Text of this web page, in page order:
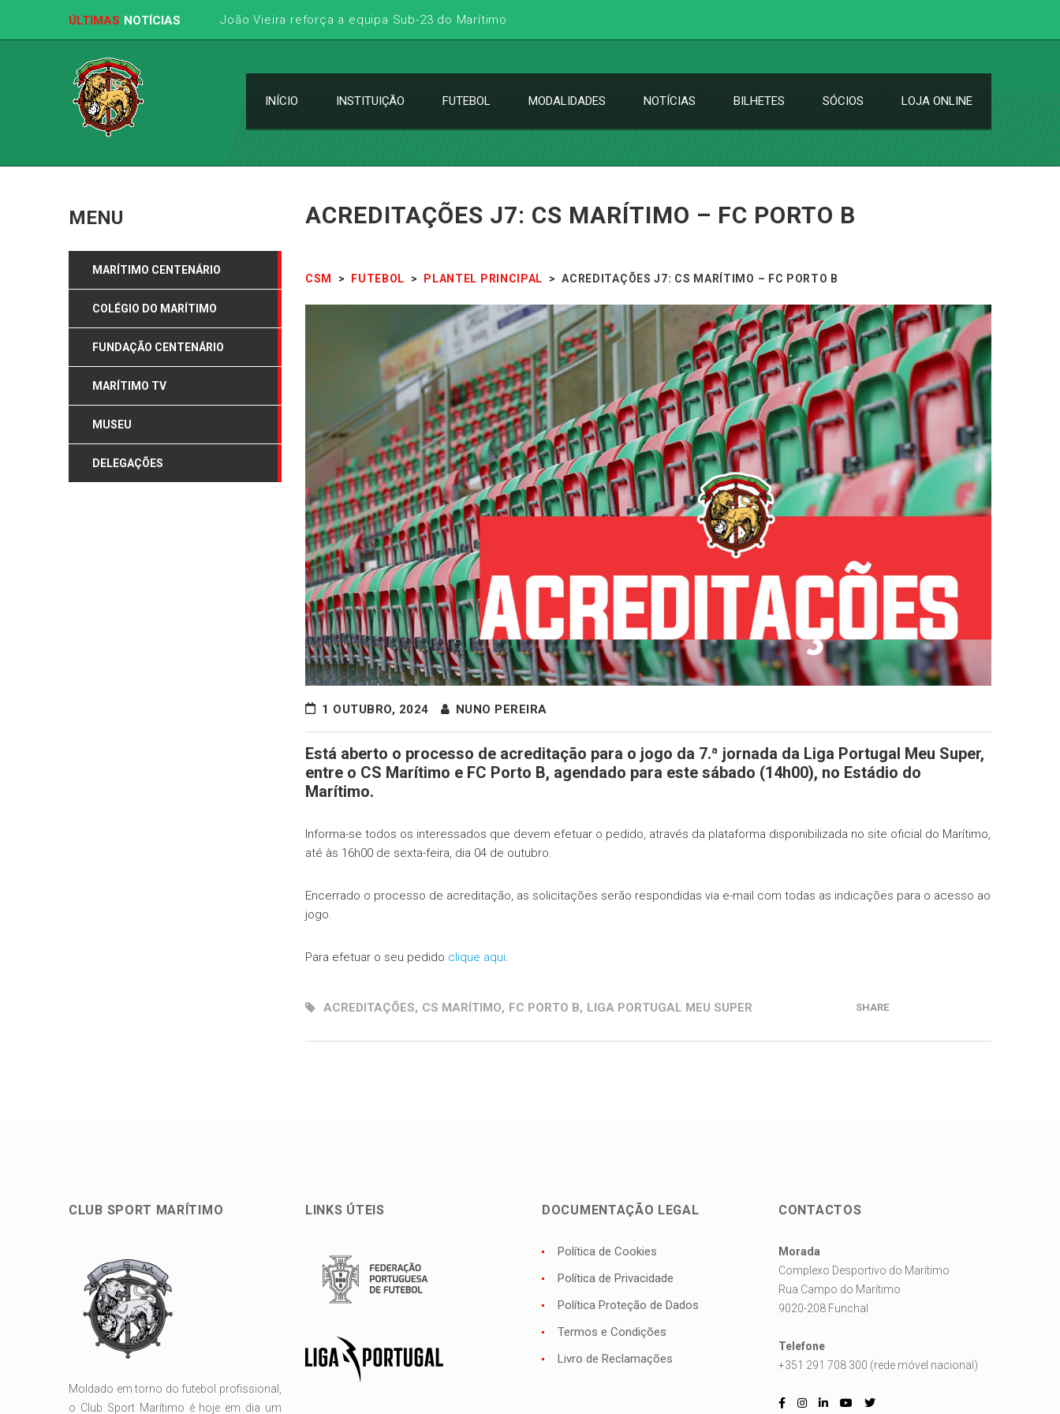
ÚLTIMAS NOTÍCIAS João Vieira reforça a equipa Sub-23 do Marítimo
INÍCIO INSTITUIÇÃO FUTEBOL MODALIDADES NOTÍCIAS BILHETES SÓCIOS LOJA ONLINE
ACREDITAÇÕES J7: CS MARÍTIMO – FC PORTO B
CSM > FUTEBOL > PLANTEL PRINCIPAL > ACREDITAÇÕES J7: CS MARÍTIMO – FC PORTO B
1 OUTUBRO, 2024 NUNO PEREIRA
Está aberto o processo de acreditação para o jogo da 7.ª jornada da Liga Portugal Meu Super,
entre o CS Marítimo e FC Porto B, agendado para este sábado (14h00), no Estádio do
Marítimo.
Informa-se todos os interessados que devem efetuar o pedido, através da plataforma disponibilizada no site oficial do Marítimo,
até às 16h00 de sexta-feira, dia 04 de outubro.
Encerrado o processo de acreditação, as solicitações serão respondidas via e-mail com todas as indicações para o acesso ao
jogo.
Para efetuar o seu pedido clique aqui.
ACREDITAÇÕES, CS MARÍTIMO, FC PORTO B, LIGA PORTUGAL MEU SUPER SHARE
MENU
MARÍTIMO CENTENÁRIO
COLÉGIO DO MARÍTIMO
FUNDAÇÃO CENTENÁRIO
MARÍTIMO TV
MUSEU
DELEGAÇÕES
CLUB SPORT MARÍTIMO
Moldado em torno do futebol profissional,
o Club Sport Marítimo é hoje em dia um
LINKS ÚTEIS DOCUMENTAÇÃO LEGAL
Política de Cookies
Política de Privacidade
Política Proteção de Dados
Termos e Condições
Livro de Reclamações
CONTACTOS
Morada
Complexo Desportivo do Marítimo
Rua Campo do Marítimo
9020-208 Funchal
Telefone
+351 291 708 300 (rede móvel nacional)